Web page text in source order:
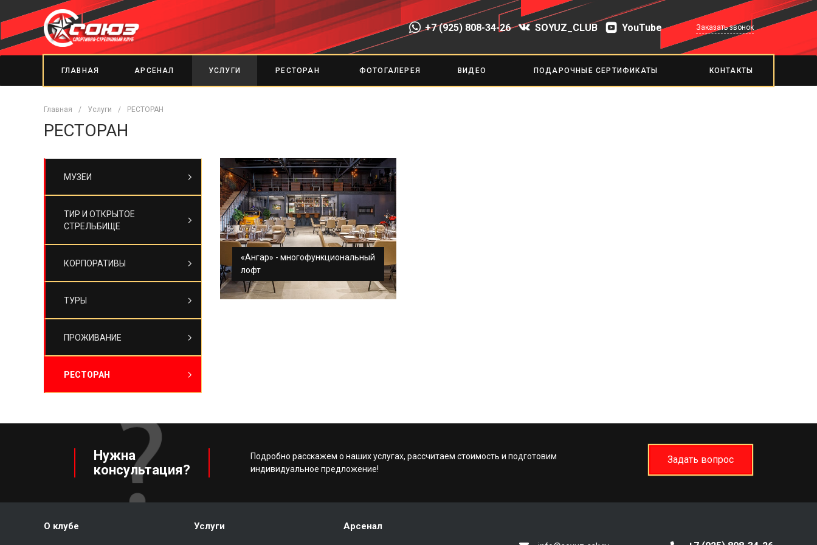
+7 (925) 808-34-26 SOYUZ_CLUB YouTube Заказать звонок
ГЛАВНАЯ АРСЕНАЛ УСЛУГИ РЕСТОРАН ФОТОГАЛЕРЕЯ ВИДЕО ПОДАРОЧНЫЕ СЕРТИФИКАТЫ КОНТАКТЫ
Главная / Услуги / РЕСТОРАН
РЕСТОРАН
МУЗЕИ
ТИР И ОТКРЫТОЕ
СТРЕЛЬБИЩЕ
КОРПОРАТИВЫ
ТУРЫ
ПРОЖИВАНИЕ
РЕСТОРАН
«Ангар» - многофункциональный
лофт
«Ангар» - многофункциональный
Нужна
консультация?
Подробно расскажем о наших услугах, рассчитаем стоимость и подготовим
индивидуальное предложение!
Задать вопрос
О клубе Услуги Арсенал